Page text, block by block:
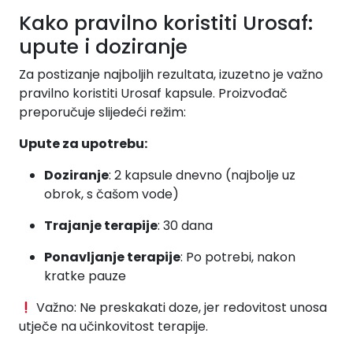
Kako pravilno koristiti Urosaf:
upute i doziranje
Za postizanje najboljih rezultata, izuzetno je važno
pravilno koristiti Urosaf kapsule. Proizvođač
preporučuje slijedeći režim:
Upute za upotrebu:
Doziranje: 2 kapsule dnevno (najbolje uz
obrok, s čašom vode)
Trajanje terapije: 30 dana
Ponavljanje terapije: Po potrebi, nakon
kratke pauze
Važno: Ne preskakati doze, jer redovitost unosa
utječe na učinkovitost terapije.